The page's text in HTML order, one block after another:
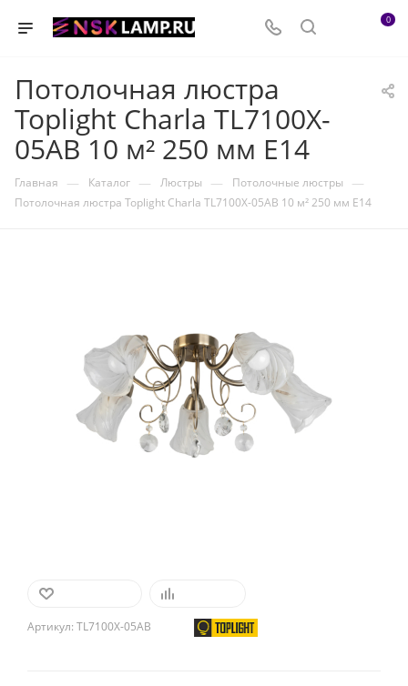
0
Потолочная люстра
Toplight Charla TL7100X-
05AB 10 м² 250 мм E14
Главная — Каталог — Люстры — Потолочные люстры —
Потолочная люстра Toplight Charla TL7100X-05AB 10 м² 250 мм E14
Артикул: TL7100X-05AB